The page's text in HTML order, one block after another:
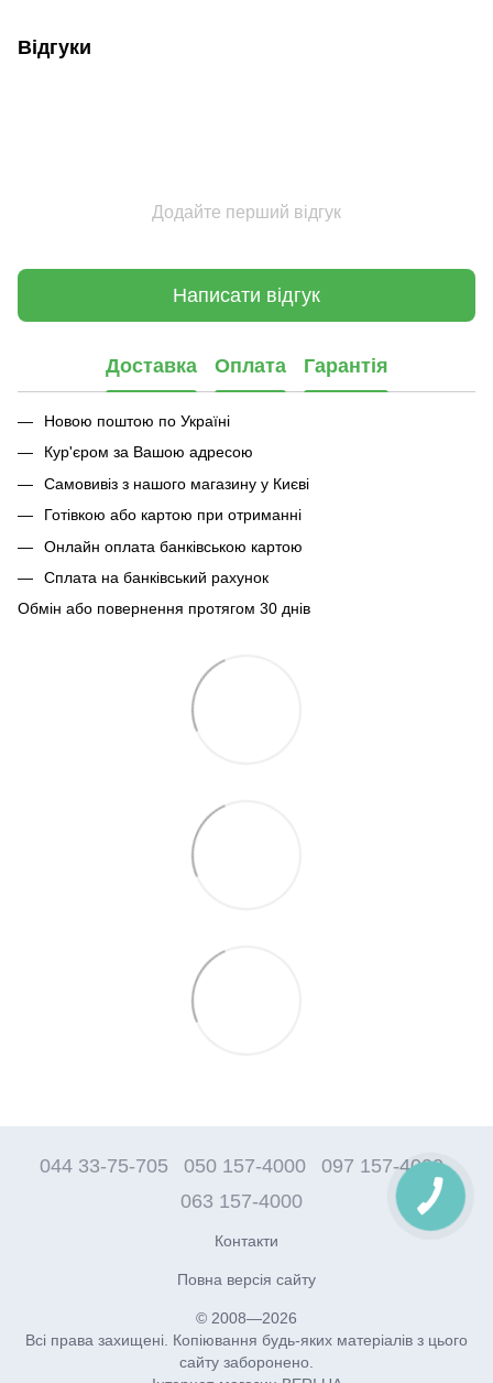
Відгуки
Додайте перший відгук
Написати відгук
Доставка Оплата Гарантія
Новою поштою по Україні
Кур'єром за Вашою адресою
Самовивіз з нашого магазину у Києві
Готівкою або картою при отриманні
Онлайн оплата банківською картою
Сплата на банківський рахунок
Обмін або повернення протягом 30 днів
044 33-75-705 050 157-4000
097 157-4000
063 157-4000
Контакти
Повна версія сайту
© 2008—2026
Всі права захищені. Копіювання будь-яких матеріалів з цього
сайту заборонено.